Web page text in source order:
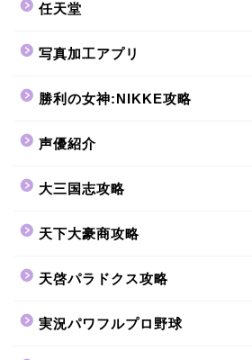
任天堂
写真加工アプリ
勝利の女神:NIKKE攻略
声優紹介
大三国志攻略
天下大豪商攻略
天啓パラドクス攻略
実況パワフルプロ野球